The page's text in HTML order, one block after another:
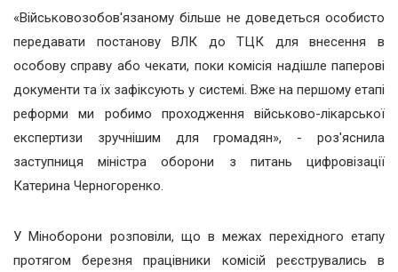
«Військовозобов'язаному більше не доведеться особисто
передавати постанову ВЛК до ТЦК для внесення в
особову справу або чекати, поки комісія надішле паперові
документи та їх зафіксують у системі. Вже на першому етапі
реформи ми робимо проходження військово-лікарської
експертизи зручнішим для громадян», - роз'яснила
заступниця міністра оборони з питань цифровізації
Катерина Черногоренко.
У Міноборони розповіли, що в межах перехідного етапу
протягом березня працівники комісій реєструвались в